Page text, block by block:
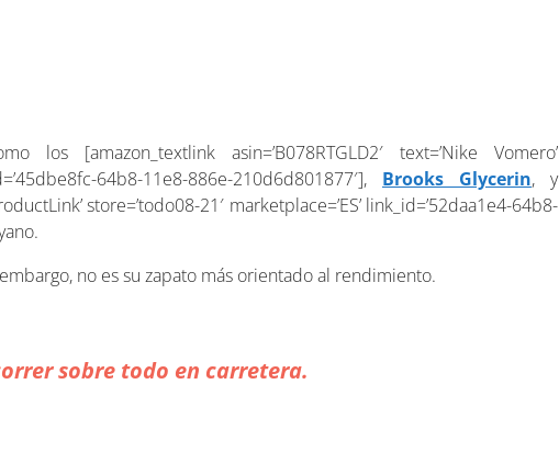
[amazon_textlink asin=’B078RTGLD2′ text=’Nike Vomero’
64b8-11e8-886e-210d6d801877′], Brooks Glycerin, y
store=’todo08-21′ marketplace=’ES’ link_id=’52daa1e4-64b8-
no es su zapato más orientado al rendimiento.
sobre todo en carretera.